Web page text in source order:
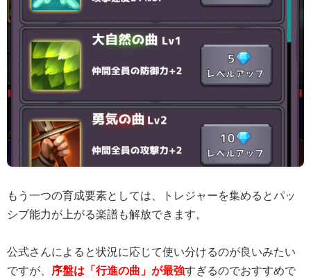
もう一つの育成要素としては、トレジャーを集めるとパッ
シブ能力が上がる楽譜も解放できます。
公式さんによると状況に応じて使い分けるのが良いみたい
ですが、
序盤は「行進の曲」が最強すぎるのでおすすめで